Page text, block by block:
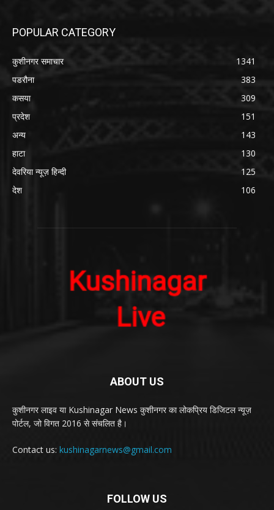
POPULAR CATEGORY
कुशीनगर समाचार
1341
पडरौना
383
कसया
309
प्रदेश
151
अन्य
143
हाटा
130
देवरिया न्यूज़ हिन्दी
125
देश
106
ABOUT US
कुशीनगर लाइव या Kushinagar News कुशीनगर का लोकप्रिय डिजिटल न्यूज़
पोर्टल, जो विगत 2016 से संचलित है।
Contact us: kushinagarnews@gmail.com
FOLLOW US